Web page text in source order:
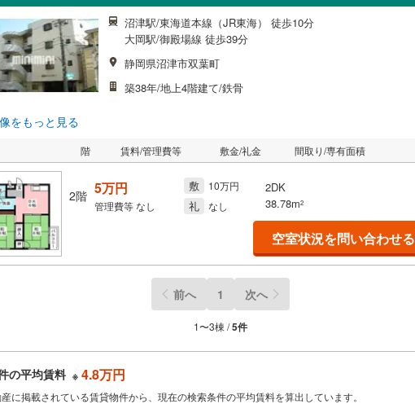
をもっと見る
沼津駅/東海道本線（JR東海） 徒歩10分
大岡駅/御殿場線 徒歩39分
静岡県沼津市双葉町
築38年/地上4階建て/鉄骨
階 賃料/管理費等 敷金/礼金 間取り/専有面積
2階 5万円
管理費等なし
敷 10万円
礼 なし
2DK
38.78m2
空室状況を問い合わせる
前へ 1 次へ
1〜3棟 /5件
の平均賃料 ※ 4.8万円
に掲載されている賃貸物件から、現在の検索条件の平均賃料を算出しています。